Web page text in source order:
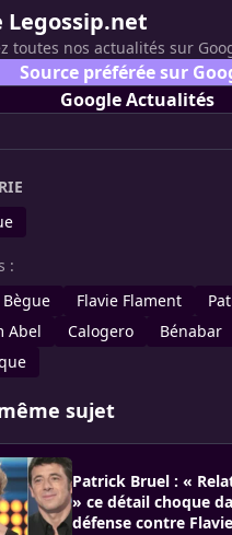
Legossip.net
toutes nos actualités sur
Source préférée sur
Google Actualités
:
Flavie Flament
Abel
Calogero Bénabar
sujet
Patrick Bruel : «
» ce détail choque
défense contre